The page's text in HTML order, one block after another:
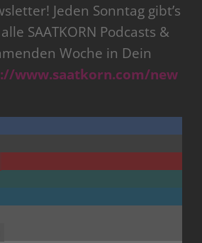
Jeden Sonntag gibt’s
SAATKORN Podcasts &
Woche in Dein
www.saatkorn.com/new